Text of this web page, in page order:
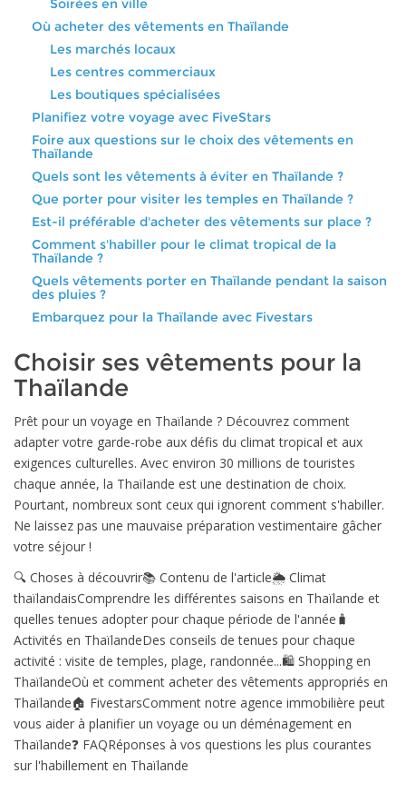
Soirées en ville
Où acheter des vêtements en Thaïlande
Les marchés locaux
Les centres commerciaux
Les boutiques spécialisées
Planifiez votre voyage avec FiveStars
Foire aux questions sur le choix des vêtements en
Thaïlande
Quels sont les vêtements à éviter en Thaïlande ?
Que porter pour visiter les temples en Thaïlande ?
Est-il préférable d'acheter des vêtements sur place ?
Comment s'habiller pour le climat tropical de la
Thaïlande ?
Quels vêtements porter en Thaïlande pendant la saison
des pluies ?
Embarquez pour la Thaïlande avec Fivestars
Choisir ses vêtements pour la
Thaïlande
Prêt pour un voyage en Thaïlande ? Découvrez comment
adapter votre garde-robe aux défis du climat tropical et aux
exigences culturelles. Avec environ 30 millions de touristes
chaque année, la Thaïlande est une destination de choix.
Pourtant, nombreux sont ceux qui ignorent comment s'habiller.
Ne laissez pas une mauvaise préparation vestimentaire gâcher
votre séjour !
🔍 Choses à découvrir📚 Contenu de l'article🌦️ Climat
thaïlandaisComprendre les différentes saisons en Thaïlande et
quelles tenues adopter pour chaque période de l'année🧳
Activités en ThaïlandeDes conseils de tenues pour chaque
activité : visite de temples, plage, randonnée...🛍️ Shopping en
ThaïlandeOù et comment acheter des vêtements appropriés en
Thaïlande🏠 FivestarsComment notre agence immobilière peut
vous aider à planifier un voyage ou un déménagement en
Thaïlande❓ FAQRéponses à vos questions les plus courantes
sur l'habillement en Thaïlande